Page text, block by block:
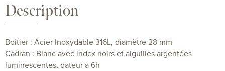
Description
Boitier : Acier Inoxydable 316L, diamètre 28 mm
Cadran : Blanc avec index noirs et aiguilles argentées
luminescentes, dateur à 6h